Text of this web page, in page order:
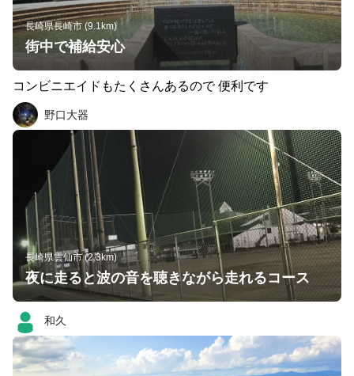
長崎県長崎市 (9.1km)
街中で補給安心
コンビニエイドもたくさんあるので 便利です
野口大器
長崎県雲仙市 (2.3km)
夜に走ると波の音を聴きながら走れるコース
和久